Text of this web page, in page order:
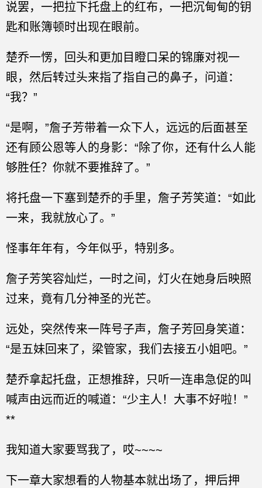
说罢，一把拉下托盘上的红布，一把沉甸甸的钥
匙和账簿顿时出现在眼前。
楚乔一愣，回头和更加目瞪口呆的锦廉对视一
眼，然后转过头来指了指自己的鼻子，问道：
“我？”
“是啊，”詹子芳带着一众下人，远远的后面甚至
还有顾公恩等人的身影：“除了你，还有什么人能
够胜任？你就不要推辞了。”
将托盘一下塞到楚乔的手里，詹子芳笑道：“如此
一来，我就放心了。”
怪事年年有，今年似乎，特别多。
詹子芳笑容灿烂，一时之间，灯火在她身后映照
过来，竟有几分神圣的光芒。
远处，突然传来一阵号子声，詹子芳回身笑道：
“是五妹回来了，梁管家，我们去接五小姐吧。”
楚乔拿起托盘，正想推辞，只听一连串急促的叫
喊声由远而近的喊道：“少主人！大事不好啦！”
**
我知道大家要骂我了，哎~~~~
下一章大家想看的人物基本就出场了，押后押